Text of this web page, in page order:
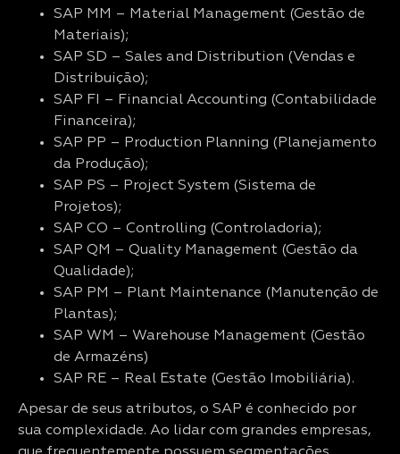
SAP MM – Material Management (Gestão de
Materiais);
SAP SD – Sales and Distribution (Vendas e
Distribuição);
SAP FI – Financial Accounting (Contabilidade
Financeira);
SAP PP – Production Planning (Planejamento
da Produção);
SAP PS – Project System (Sistema de
Projetos);
SAP CO – Controlling (Controladoria);
SAP QM – Quality Management (Gestão da
Qualidade);
SAP PM – Plant Maintenance (Manutenção de
Plantas);
SAP WM – Warehouse Management (Gestão
de Armazéns)
SAP RE – Real Estate (Gestão Imobiliária).
Apesar de seus atributos, o SAP é conhecido por
sua complexidade. Ao lidar com grandes empresas,